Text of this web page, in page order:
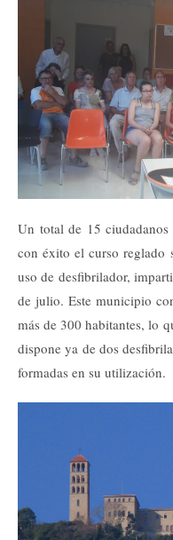
Un total de 15
con éxito el curso reglado
uso de desfibrilador,
de julio. Este municipio
más de 300 habitantes, lo
dispone ya de dos
formadas en su utilización.